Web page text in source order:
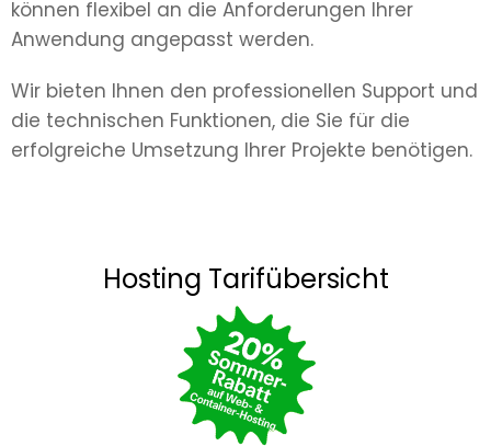
können flexibel an die Anforderungen Ihrer
Anwendung angepasst werden.
Wir bieten Ihnen den professionellen Support und
die technischen Funktionen, die Sie für die
erfolgreiche Umsetzung Ihrer Projekte benötigen.
Hosting Tarifübersicht